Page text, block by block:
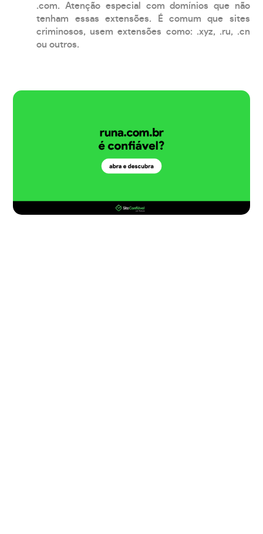
.com. Atenção especial com domínios que não
tenham essas extensões. É comum que sites
criminosos, usem extensões como: .xyz, .ru, .cn
ou outros.